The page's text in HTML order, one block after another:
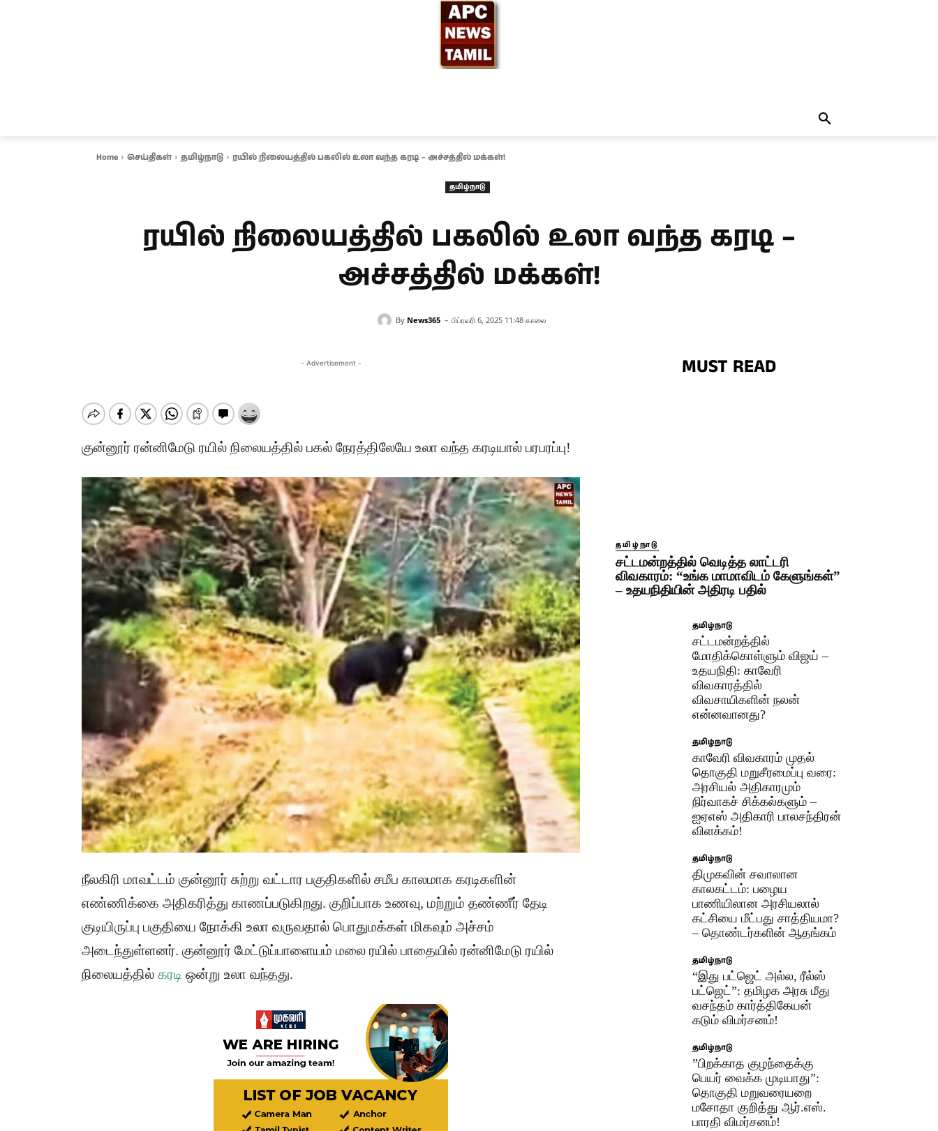
Home செய்திகள் தமிழ்நாடு ரயில் நிலையத்தில் பகலில் உலா வந்த கரடி – அச்சத்தில் மக்கள்!
தமிழ்நாடு
ரயில் நிலையத்தில் பகலில் உலா வந்த கரடி –
அச்சத்தில் மக்கள்!
By News365 - பிப்ரவரி 6, 2025 11:48 காலை
- Advertisement -
குன்னூர் ரன்னிமேடு ரயில் நிலையத்தில் பகல் நேரத்திலேயே உலா வந்த கரடியால் பரபரப்பு!
நீலகிரி மாவட்டம் குன்னூர் சுற்று வட்டார பகுதிகளில் சமீப காலமாக கரடிகளின்
எண்ணிக்கை அதிகரித்து காணப்படுகிறது. குறிப்பாக உணவு, மற்றும் தண்ணீர் தேடி
குடியிருப்பு பகுதியை நோக்கி உலா வருவதால் பொதுமக்கள் மிகவும் அச்சம்
அடைந்துள்ளனர். குன்னூர் மேட்டுப்பாளையம் மலை ரயில் பாதையில் ரன்னிமேடு ரயில்
நிலையத்தில் கரடி ஒன்று உலா வந்தது.
MUST READ
தமிழ்நாடு
சட்டமன்றத்தில் வெடித்த லாட்டரி
விவகாரம்: “உங்க மாமாவிடம் கேளுங்கள்”
– உதயநிதியின் அதிரடி பதில்
தமிழ்நாடு
சட்டமன்றத்தில்
மோதிக்கொள்ளும் விஜய் –
உதயநிதி: காவேரி
விவகாரத்தில்
விவசாயிகளின் நலன்
என்னவானது?
தமிழ்நாடு
​காவேரி விவகாரம் முதல்
தொகுதி மறுசீரமைப்பு வரை:
அரசியல் அதிகாரமும்
நிர்வாகச் சிக்கல்களும் –
ஐஏஎஸ் அதிகாரி பாலசந்திரன்
விளக்கம்!
தமிழ்நாடு
திமுகவின் சவாலான
காலகட்டம்: பழைய
பாணியிலான அரசியலால்
கட்சியை மீட்பது சாத்தியமா?
– தொண்டர்களின் ஆதங்கம்
தமிழ்நாடு
“இது பட்ஜெட் அல்ல, ரீல்ஸ்
பட்ஜெட்”: தமிழக அரசு மீது
வசந்தம் கார்த்திகேயன்
கடும் விமர்சனம்!
தமிழ்நாடு
​”பிறக்காத குழந்தைக்கு
பெயர் வைக்க முடியாது”:
தொகுதி மறுவரையறை
மசோதா குறித்து ஆர்.எஸ்.
பாரதி விமர்சனம்!